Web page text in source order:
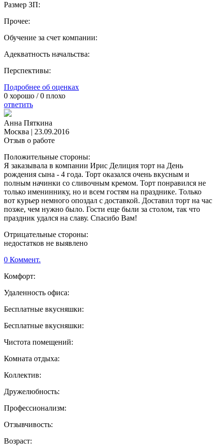
Размер ЗП:
Прочее:
Обучение за счет компании:
Адекватность начальства:
Перспективы:
Подробнее об оценках
0 хорошо /0 плохо
ответить
Анна Пяткина
Москва | 23.09.2016
Отзыв о работе
Положительные стороны:
Я заказывала в компании Ирис Делиция торт на День
рождения сына - 4 года. Торт оказался очень вкусным и
полным начинки со сливочным кремом. Торт понравился не
только имениннику, но и всем гостям на празднике. Только
вот курьер немного опоздал с доставкой. Доставил торт на час
позже, чем нужно было. Гости еще были за столом, так что
праздник удался на славу. Спасибо Вам!
Отрицательные стороны:
недостатков не выявлено
0 Коммент.
Комфорт:
Удаленность офиса:
Бесплатные вкусняшки:
Бесплатные вкусняшки:
Чистота помещений:
Комната отдыха:
Коллектив:
Дружелюбность:
Профессионализм:
Отзывчивость:
Возраст: